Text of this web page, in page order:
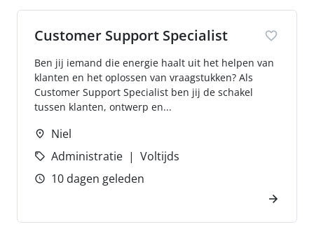
Customer Support Specialist
Ben jij iemand die energie haalt uit het helpen van
klanten en het oplossen van vraagstukken? Als
Customer Support Specialist ben jij de schakel
tussen klanten, ontwerp en...
Niel
Administratie
Voltijds
10 dagen geleden